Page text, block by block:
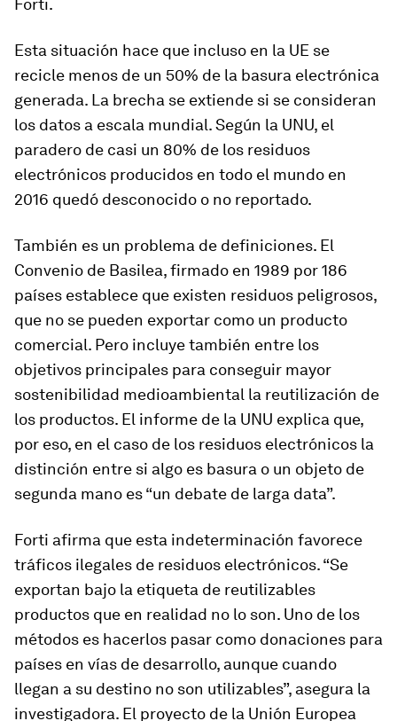
Forti.
Esta situación hace que incluso en la UE se
recicle menos de un 50% de la basura electrónica
generada. La brecha se extiende si se consideran
los datos a escala mundial. Según la UNU, el
paradero de casi un 80% de los residuos
electrónicos producidos en todo el mundo en
2016 quedó desconocido o no reportado.
También es un problema de definiciones. El
Convenio de Basilea, firmado en 1989 por 186
países establece que existen residuos peligrosos,
que no se pueden exportar como un producto
comercial. Pero incluye también entre los
objetivos principales para conseguir mayor
sostenibilidad medioambiental la reutilización de
los productos. El informe de la UNU explica que,
por eso, en el caso de los residuos electrónicos la
distinción entre si algo es basura o un objeto de
segunda mano es “un debate de larga data”.
Forti afirma que esta indeterminación favorece
tráficos ilegales de residuos electrónicos. “Se
exportan bajo la etiqueta de reutilizables
productos que en realidad no lo son. Uno de los
métodos es hacerlos pasar como donaciones para
países en vías de desarrollo, aunque cuando
llegan a su destino no son utilizables”, asegura la
investigadora. El proyecto de la Unión Europea